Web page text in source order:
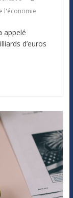
l'économie
appelé
d’euros